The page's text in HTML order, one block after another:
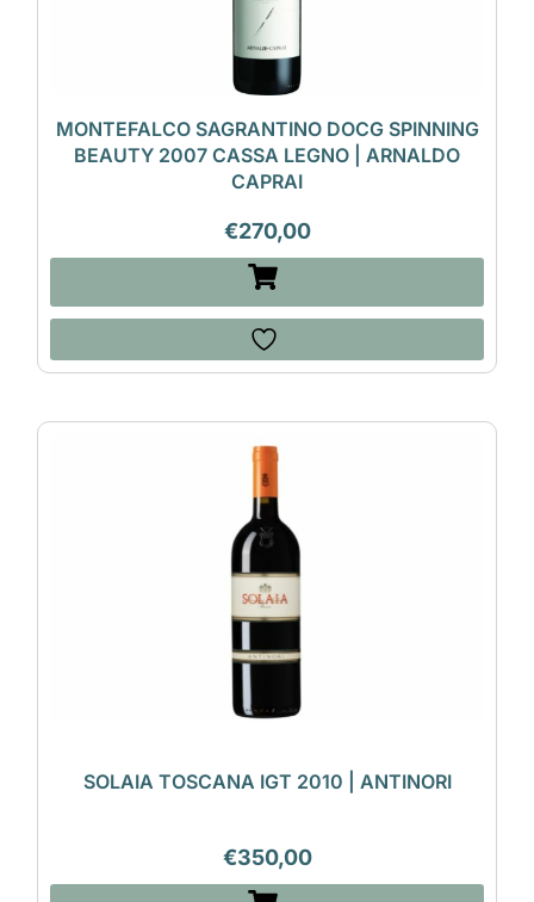
MONTEFALCO SAGRANTINO DOCG SPINNING
BEAUTY 2007 CASSA LEGNO | ARNALDO
CAPRAI
€270,00
SOLAIA TOSCANA IGT 2010 | ANTINORI
€350,00